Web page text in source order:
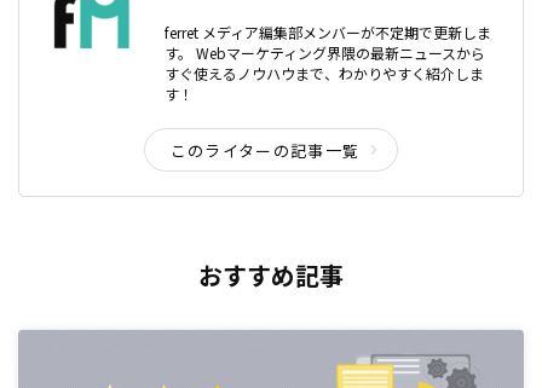
ferret メディア編集部メンバーが不定期で更新しま
す。 Webマーケティング界隈の最新ニュースから
すぐ使えるノウハウまで、わかりやすく紹介しま
す！
このライターの記事一覧
おすすめ記事